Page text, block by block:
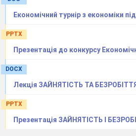
Зміст
№ елемента
Економічний турнір з економіки
PPTX
Презентація до конкурсу
DOCX
Лекція ЗАЙНЯТІСТЬ ТА БЕЗРОБІТТЯ
PPTX
Презентація ЗАЙНЯТІСТЬ І